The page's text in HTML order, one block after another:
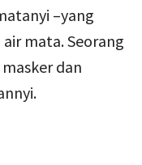
–yang
mata. Seorang
dan